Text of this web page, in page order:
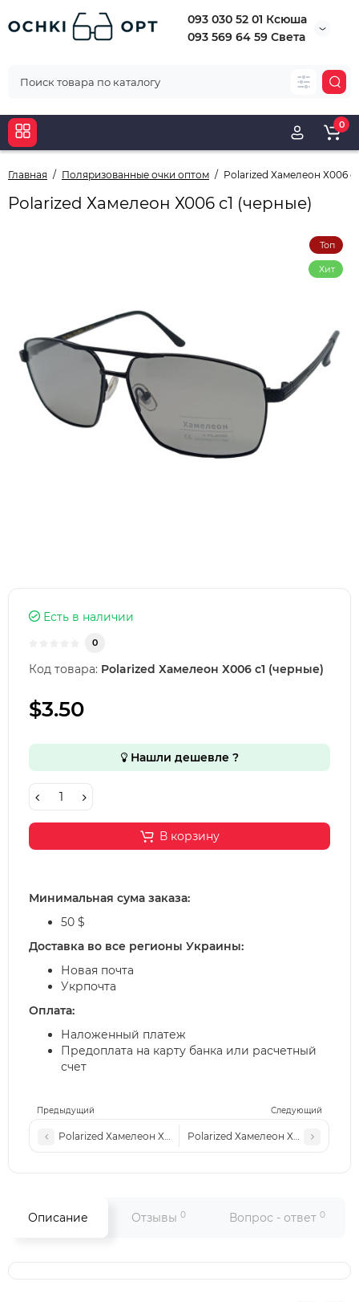
093 030 52 01 Ксюша
093 569 64 59 Света
0
Главная Поляризованные очки оптом Polarized Хамелеон Х006
Polarized Хамелеон Х006 с1 (черные)
Топ
Хит
Предыдущий Следующий
Polarized Хамелеон Х009 с2 (темная сталь)
Polarized Хамелеон Х003 с3
Есть в наличии
0
Код товара: Polarized Хамелеон Х006 с1 (черные)
$3.50
Нашли дешевле ?
В корзину
Минимальная сума заказа:
50 $
Доставка во все регионы Украины:
Новая почта
Укрпочта
Оплата:
Наложенный платеж
Предоплата на карту банка или расчетный
счет
Описание Отзывы 0 Вопрос - ответ 0